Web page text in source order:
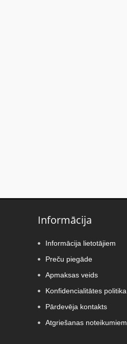
Informācija
Informācija lietotājiem
Preču piegāde
Apmaksas veids
Konfidencialitātes politika
Pārdevēja kontakts
Atgriešanas noteikumiem